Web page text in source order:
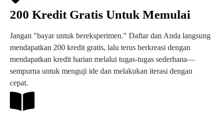
200 Kredit Gratis Untuk Memulai
Jangan "bayar untuk bereksperimen." Daftar dan Anda langsung
mendapatkan 200 kredit gratis, lalu terus berkreasi dengan
mendapatkan kredit harian melalui tugas-tugas sederhana—
sempurna untuk menguji ide dan melakukan iterasi dengan
cepat.